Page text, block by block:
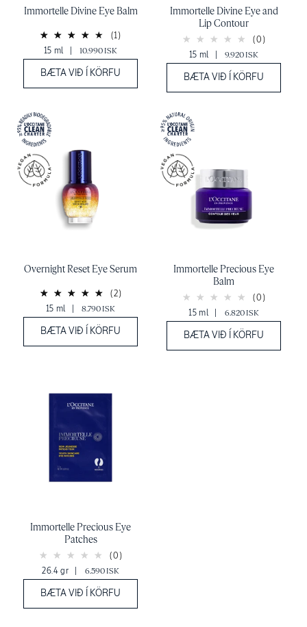
Immortelle Divine Eye Balm
(1)
15 ml 10.990 ISK
BÆTA VIÐ Í KÖRFU
Immortelle Divine Eye and
Lip Contour
(0)
15 ml 9.920 ISK
BÆTA VIÐ Í KÖRFU
Overnight Reset Eye Serum
(2)
15 ml 8.790 ISK
BÆTA VIÐ Í KÖRFU
Immortelle Precious Eye
Balm
(0)
15 ml 6.820 ISK
BÆTA VIÐ Í KÖRFU
Immortelle Precious Eye
Patches
(0)
26.4 gr 6.590 ISK
BÆTA VIÐ Í KÖRFU